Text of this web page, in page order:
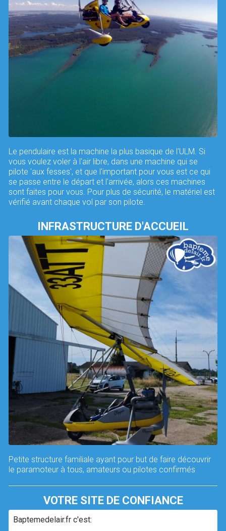
Le pendulaire est la machine la plus basique de l'ULM. Si
vous voulez voler à l'air libre, dans une machine qui se
pilote 'aux fesses', et que l'important pour vous est ce qui
se passe entre le départ et l'arrivée, alors ces machines
sont faites pour vous. Pour plus de sécurité, le matériel est
vérifié avant chaque vol par son pilote.
INFRASTRUCTURE D'ACCUEIL
Petite structure familiale ayant pour but de faire découvrir
le paramoteur à tous, amateurs ou pilotes confirmés
VOTRE SITE DE CONFIANCE
Baptemedelair.fr c'est: